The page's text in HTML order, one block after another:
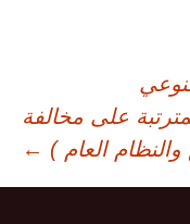
على مخالفة
العام ) ←